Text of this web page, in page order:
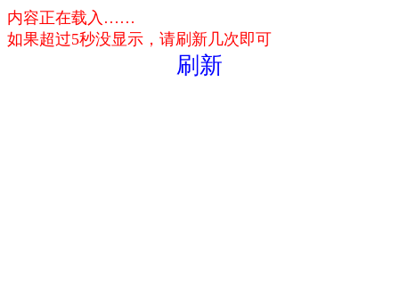
内容正在载入……
如果超过5秒没显示，请刷新几次即可
刷新